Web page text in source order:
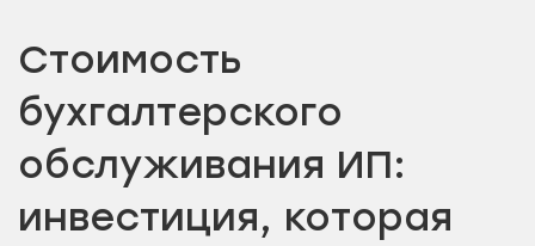
Стоимость
бухгалтерского
обслуживания ИП:
инвестиция, которая